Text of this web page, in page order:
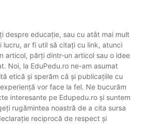
despre educație, sau cu atât mai mult
lucru, ar fi util să citați cu link, atunci
articol, părți dintr-un articol sau o idee
Noi, la EduPedu.ro ne-am asumat
etică și sperăm că și publicațiile cu
vor face la fel. Ne bucurăm
interesante pe Edupedu.ro și suntem
rugămintea noastră de a cita sursa
reciprocă de respect și